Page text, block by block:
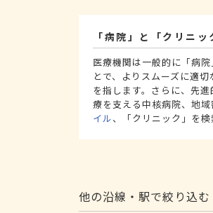
「病院」と「クリニ
医療機関は一般的に「病
とで、よりスムーズに適
を指します。さらに、先
療を支える中核病院、地
イル、「クリニック」を
他の沿線・駅で絞り込む